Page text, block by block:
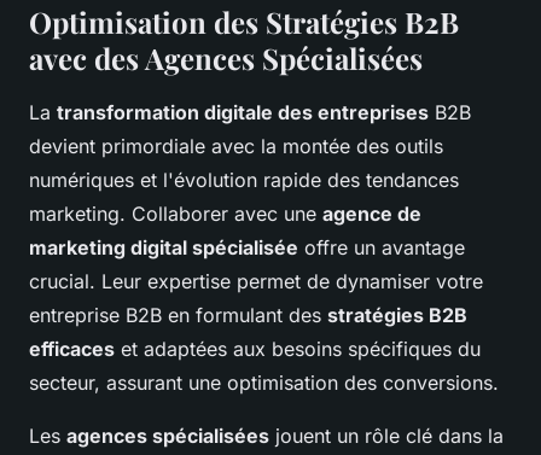
Optimisation des Stratégies B2B
avec des Agences Spécialisées
La transformation digitale des entreprises B2B
devient primordiale avec la montée des outils
numériques et l'évolution rapide des tendances
marketing. Collaborer avec une agence de
marketing digital spécialisée offre un avantage
crucial. Leur expertise permet de dynamiser votre
entreprise B2B en formulant des stratégies B2B
efficaces et adaptées aux besoins spécifiques du
secteur, assurant une optimisation des conversions.
Les agences spécialisées jouent un rôle clé dans la